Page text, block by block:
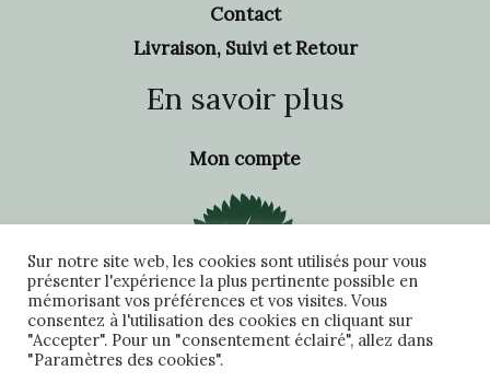
Contact
Livraison, Suivi et Retour
En savoir plus
Mon compte
Sur notre site web, les cookies sont utilisés pour vous
présenter l'expérience la plus pertinente possible en
mémorisant vos préférences et vos visites. Vous
consentez à l'utilisation des cookies en cliquant sur
"Accepter". Pour un "consentement éclairé", allez dans
"Paramètres des cookies".